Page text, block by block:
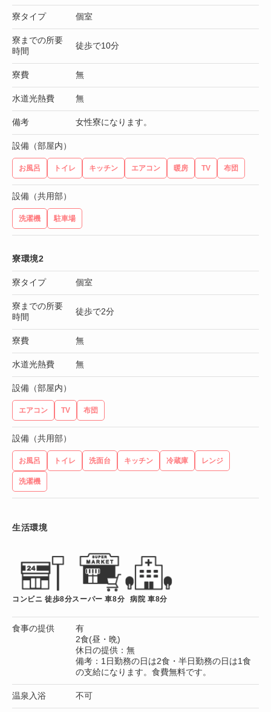
寮タイプ 個室
寮までの所要
時間
徒歩で10分
寮費 無
水道光熱費 無
備考 女性寮になります。
設備（部屋内）
お風呂 トイレ キッチン エアコン 暖房 TV 布団
設備（共用部）
洗濯機 駐車場
寮環境2
寮タイプ 個室
寮までの所要
時間
徒歩で2分
寮費 無
水道光熱費 無
設備（部屋内）
エアコン TV 布団
設備（共用部）
お風呂 トイレ 洗面台 キッチン 冷蔵庫 レンジ
洗濯機
生活環境
コンビニ 徒歩8分スーパー 車8分 病院 車8分
食事の提供
有
2食(昼・晩)
休日の提供：無
備考：1日勤務の日は2食・半日勤務の日は1食
の支給になります。食費無料です。
温泉入浴 不可